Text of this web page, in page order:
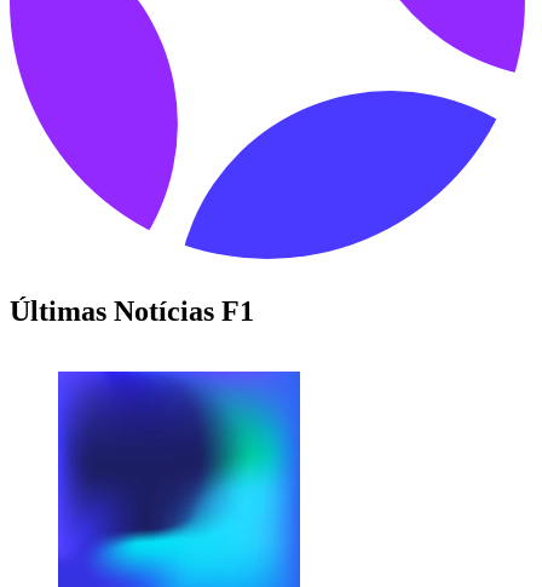
Últimas Notícias F1